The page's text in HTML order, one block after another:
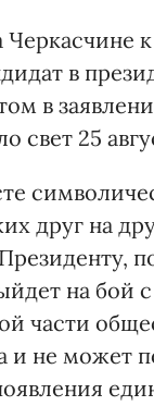
в
в
свет 25
друг на
на
части
и не может